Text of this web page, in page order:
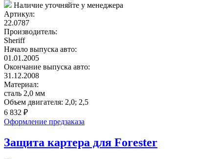
Наличие уточняйте у менеджера
Артикул:
22.0787
Производитель:
Sheriff
Начало выпуска авто:
01.01.2005
Окончание выпуска авто:
31.12.2008
Материал:
сталь 2,0 мм
Объем двигателя: 2,0; 2,5
6 832 ₽
Оформление предзаказа
Защита картера для Forester